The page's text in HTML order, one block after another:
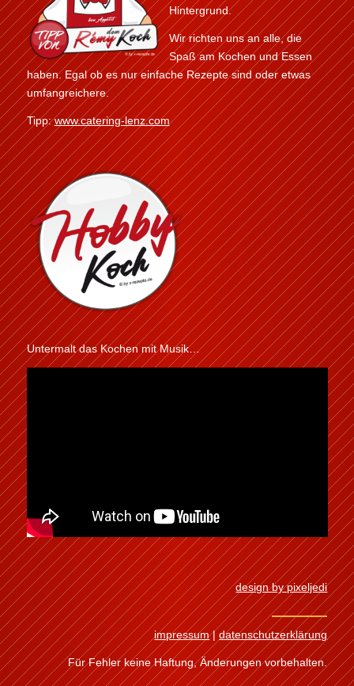
Hintergrund.
Wir richten uns an alle, die
Spaß am Kochen und Essen
haben. Egal ob es nur einfache Rezepte sind oder etwas
umfangreichere.
Tipp:www.catering-lenz.com
Untermalt das Kochen mit Musik…
design by pixeljedi
impressum|datenschutzerklärung
Für Fehler keine Haftung, Änderungen vorbehalten.